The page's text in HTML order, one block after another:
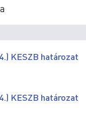
KESZB határozat
KESZB határozat